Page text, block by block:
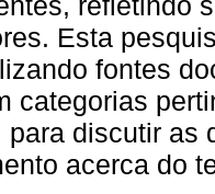
Esta
fontes
categorias
para discutir as
acerca do